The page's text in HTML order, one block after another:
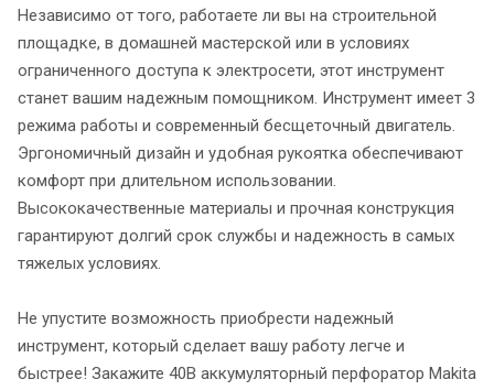
Независимо от того, работаете ли вы на строительной
площадке, в домашней мастерской или в условиях
ограниченного доступа к электросети, этот инструмент
станет вашим надежным помощником. Инструмент имеет 3
режима работы и современный бесщеточный двигатель.
Эргономичный дизайн и удобная рукоятка обеспечивают
комфорт при длительном использовании.
Высококачественные материалы и прочная конструкция
гарантируют долгий срок службы и надежность в самых
тяжелых условиях.
Не упустите возможность приобрести надежный
инструмент, который сделает вашу работу легче и
быстрее! Закажите 40В аккумуляторный перфоратор Makita